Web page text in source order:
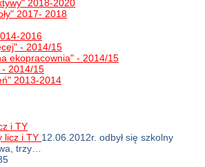
2018-2020
2017- 2018
2016
- 2014/15
ekopracownia" - 2014/15
- 2014/15
2013-2014
i TY
12.06.2012r. odbył się szkolny
trzy…